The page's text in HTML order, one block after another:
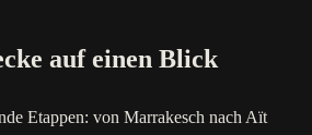
auf einen Blick
Etappen: von Marrakesch nach Aït